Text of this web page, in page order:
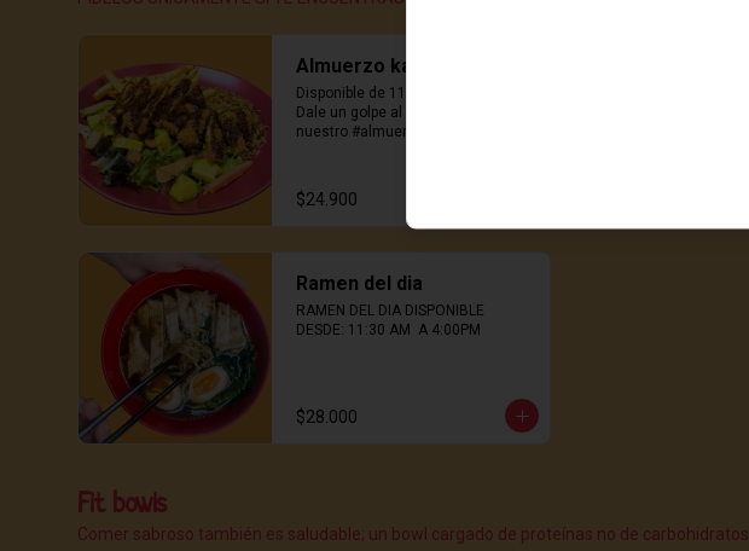
Almuerzo karateka
Disponible de 11:30 am a 4:00 pm,
Dale un golpe al hambre con
nuestro #almuerzokarateka!
$24.900
Ramen del dia
RAMEN DEL DIA DISPONIBLE
DESDE: 11:30 AM  A 4:00PM
$28.000
Fit bowls
Comer sabroso también es saludable; un bowl cargado de proteínas no de carbohidratos